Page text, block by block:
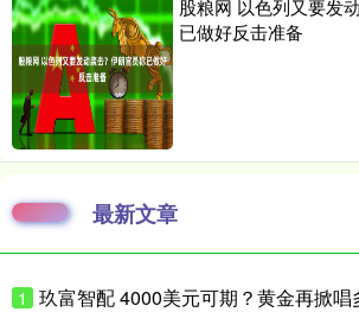
股粮网 以色列又要发
已做好反击准备
最新文章
1 玖富智配 4000美元可期？黄金再掀唱